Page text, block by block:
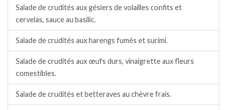
Salade de crudités aux gésiers de volailles confits et
cervelas, sauce au basilic.
Salade de crudités aux harengs fumés et surimi.
Salade de crudités aux œufs durs, vinaigrette aux fleurs
comestibles.
Salade de crudités et betteraves au chèvre frais.